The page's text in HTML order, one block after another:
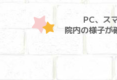
PC、ス
院内の様子が